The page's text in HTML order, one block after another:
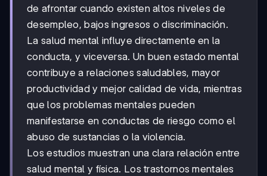
de afrontar cuando existen altos niveles de
desempleo, bajos ingresos o discriminación.
La salud mental influye directamente en la
conducta, y viceversa. Un buen estado mental
contribuye a relaciones saludables, mayor
productividad y mejor calidad de vida, mientras
que los problemas mentales pueden
manifestarse en conductas de riesgo como el
abuso de sustancias o la violencia.
Los estudios muestran una clara relación entre
salud mental y física. Los trastornos mentales